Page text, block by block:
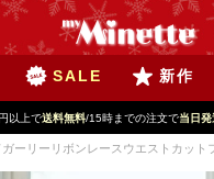
SALE 新作
以上で送料無料/15時までの注文で当日発
ーリーリボンレースウエストカッ